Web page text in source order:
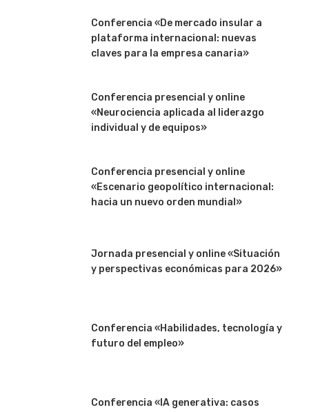
Conferencia «De mercado insular a
plataforma internacional: nuevas
claves para la empresa canaria»
Conferencia presencial y online
«Neurociencia aplicada al liderazgo
individual y de equipos»
Conferencia presencial y online
«Escenario geopolítico internacional:
hacia un nuevo orden mundial»
Jornada presencial y online «Situación
y perspectivas económicas para 2026»
Conferencia «Habilidades, tecnología y
futuro del empleo»
Conferencia «IA generativa: casos